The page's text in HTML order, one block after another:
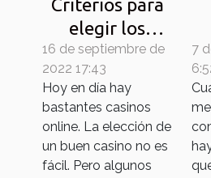
Criterios para
elegir los
mejores
casinos online
16 de septiembre de
2022 17:43
Hoy en día hay
bastantes casinos
online. La elección de
un buen casino no es
fácil. Pero algunos
7